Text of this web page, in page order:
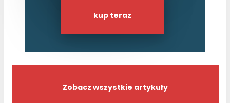
kup teraz
Zobacz wszystkie artykuły